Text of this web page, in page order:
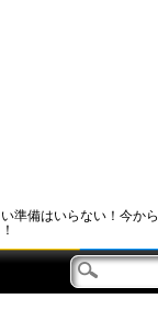
準備はいらない！今か